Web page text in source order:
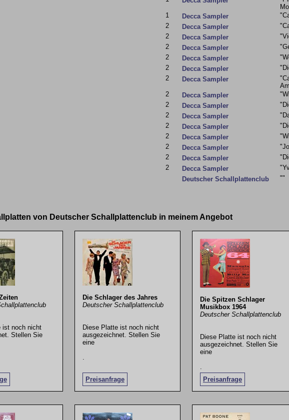
1
Decca Sampler
2
Decca Sampler
2
Decca Sampler
2
Decca Sampler
2
Decca Sampler
2
Decca Sampler
2
Decca Sampler
2
Decca Sampler
2
Decca Sampler
2
Decca Sampler
2
Decca Sampler
2
Decca Sampler
2
Decca Sampler
2
Decca Sampler
2
Decca Sampler
Deutscher Schallplattenclub
""
von Deutscher Schallplattenclub in meinem Angebot
ist noch nicht
Stellen Sie
Die Schlager des Jahres
Deutscher Schallplattenclub
Diese Platte ist noch nicht
ausgezeichnet. Stellen Sie
eine
Preisanfrage
Die Spitzen Schlager
Musikbox 1964
Deutscher Schallplattenclub
Diese Platte ist noch nicht
ausgezeichnet. Stellen Sie
eine
Preisanfrage